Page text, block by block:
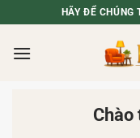
qua
nội
HÃY ĐỂ